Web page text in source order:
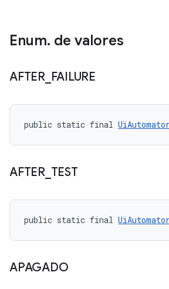
Enum. de valores
AFTER_ FAILURE
public static final
AFTER_ TEST
public static final
APAGADO